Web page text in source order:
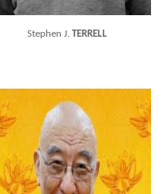
Stephen J.TERRELL